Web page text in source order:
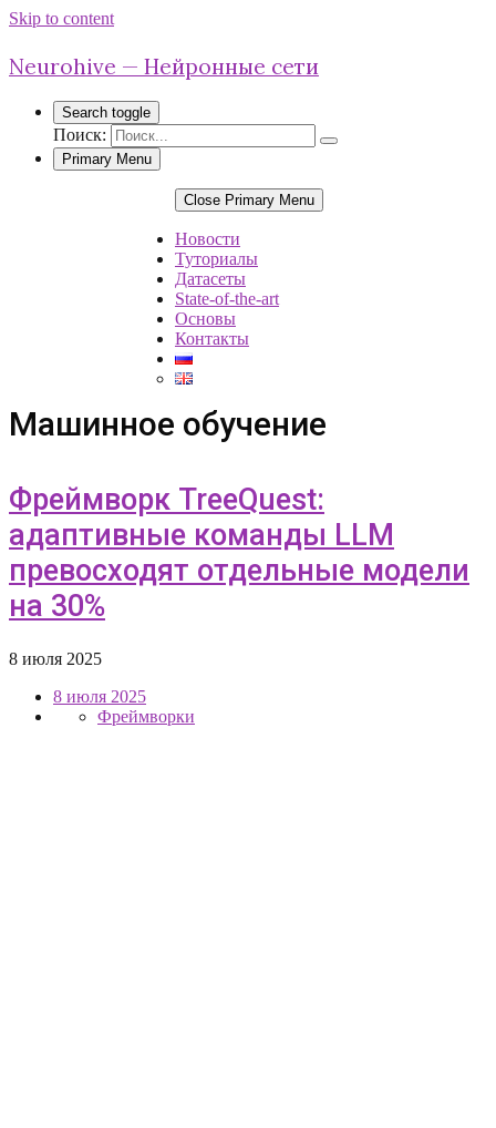
Skip to content
Neurohive — Нейронные сети
Search toggle
Поиск:
Primary Menu
Close Primary Menu
Новости
Туториалы
Датасеты
State-of-the-art
Основы
Контакты
Машинное обучение
Фреймворк TreeQuest:
адаптивные команды LLM
превосходят отдельные модели
на 30%
8 июля 2025
8 июля 2025
Фреймворки